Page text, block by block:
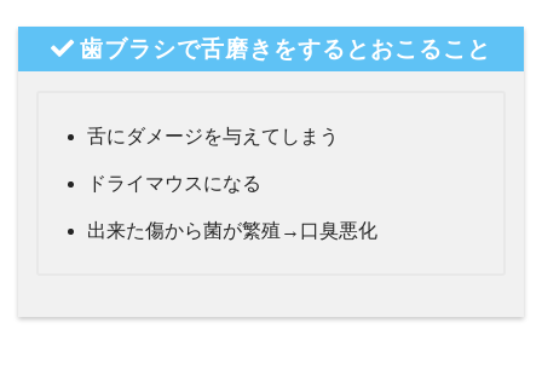
歯ブラシで舌磨きをするとおこること
舌にダメージを与えてしまう
ドライマウスになる
出来た傷から菌が繁殖→口臭悪化